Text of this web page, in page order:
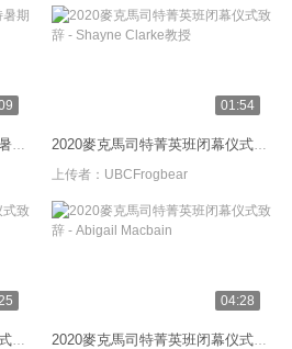
2020天柱国际网络麥克馬司特暑期密集型菁英班闭幕仪式学生表演
01:54
2020麥克馬司特菁英班闭幕仪式致辞 - Shayne Clarke教授
上传者： UBCFrogbear
2020麥克馬司特菁英班闭幕仪式致辞 - Henry Wu
04:28
2020麥克馬司特菁英班闭幕仪式致辞 - Abigail Macbain